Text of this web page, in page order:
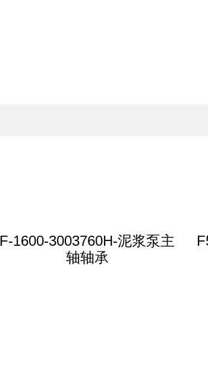
F-1600-3003760H-泥浆泵主
轴轴承